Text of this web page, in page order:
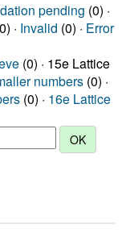
pending (0) ·
· Invalid (0) · Error
(0) · 15e Lattice
numbers (0) ·
(0) · 16e Lattice